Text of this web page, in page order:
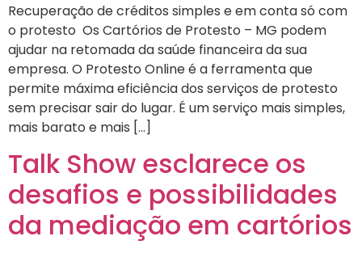
Recuperação de créditos simples e em conta só com
o protesto Os Cartórios de Protesto – MG podem
ajudar na retomada da saúde financeira da sua
empresa. O Protesto Online é a ferramenta que
permite máxima eficiência dos serviços de protesto
sem precisar sair do lugar. É um serviço mais simples,
mais barato e mais […]
Talk Show esclarece os
desafios e possibilidades
da mediação em cartórios